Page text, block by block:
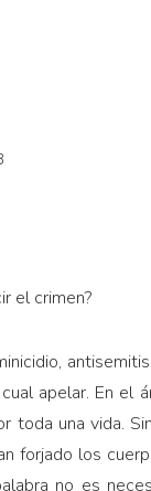
el crimen?
apelar. En el
toda una vida.
forjado los
no es